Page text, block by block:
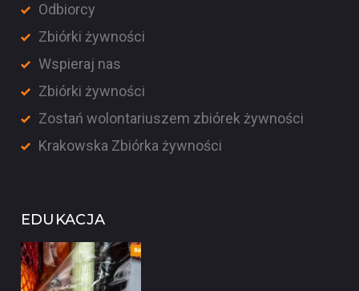
Odbiorcy
Zbiórki żywności
Wspieraj nas
Zbiórki żywności
Zostań wolontariuszem zbiórek żywności
Krakowska Zbiórka żywności
EDUKACJA